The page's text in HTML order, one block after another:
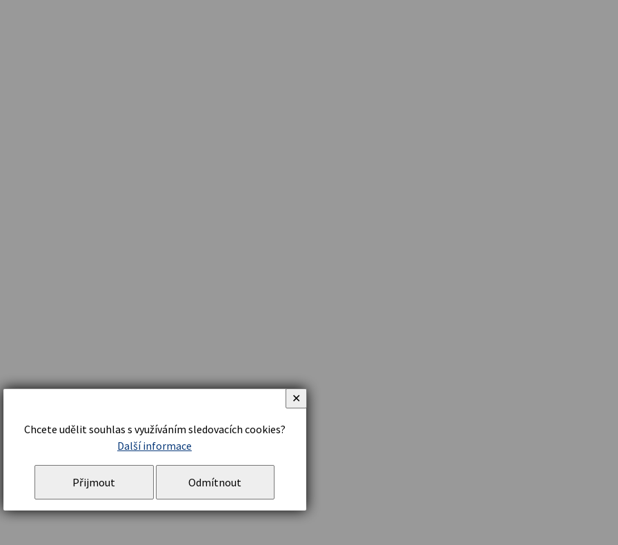
Chcete udělit souhlas s využíváním sledovacích cookies?
Další informace
Přijmout Odmítnout
✕